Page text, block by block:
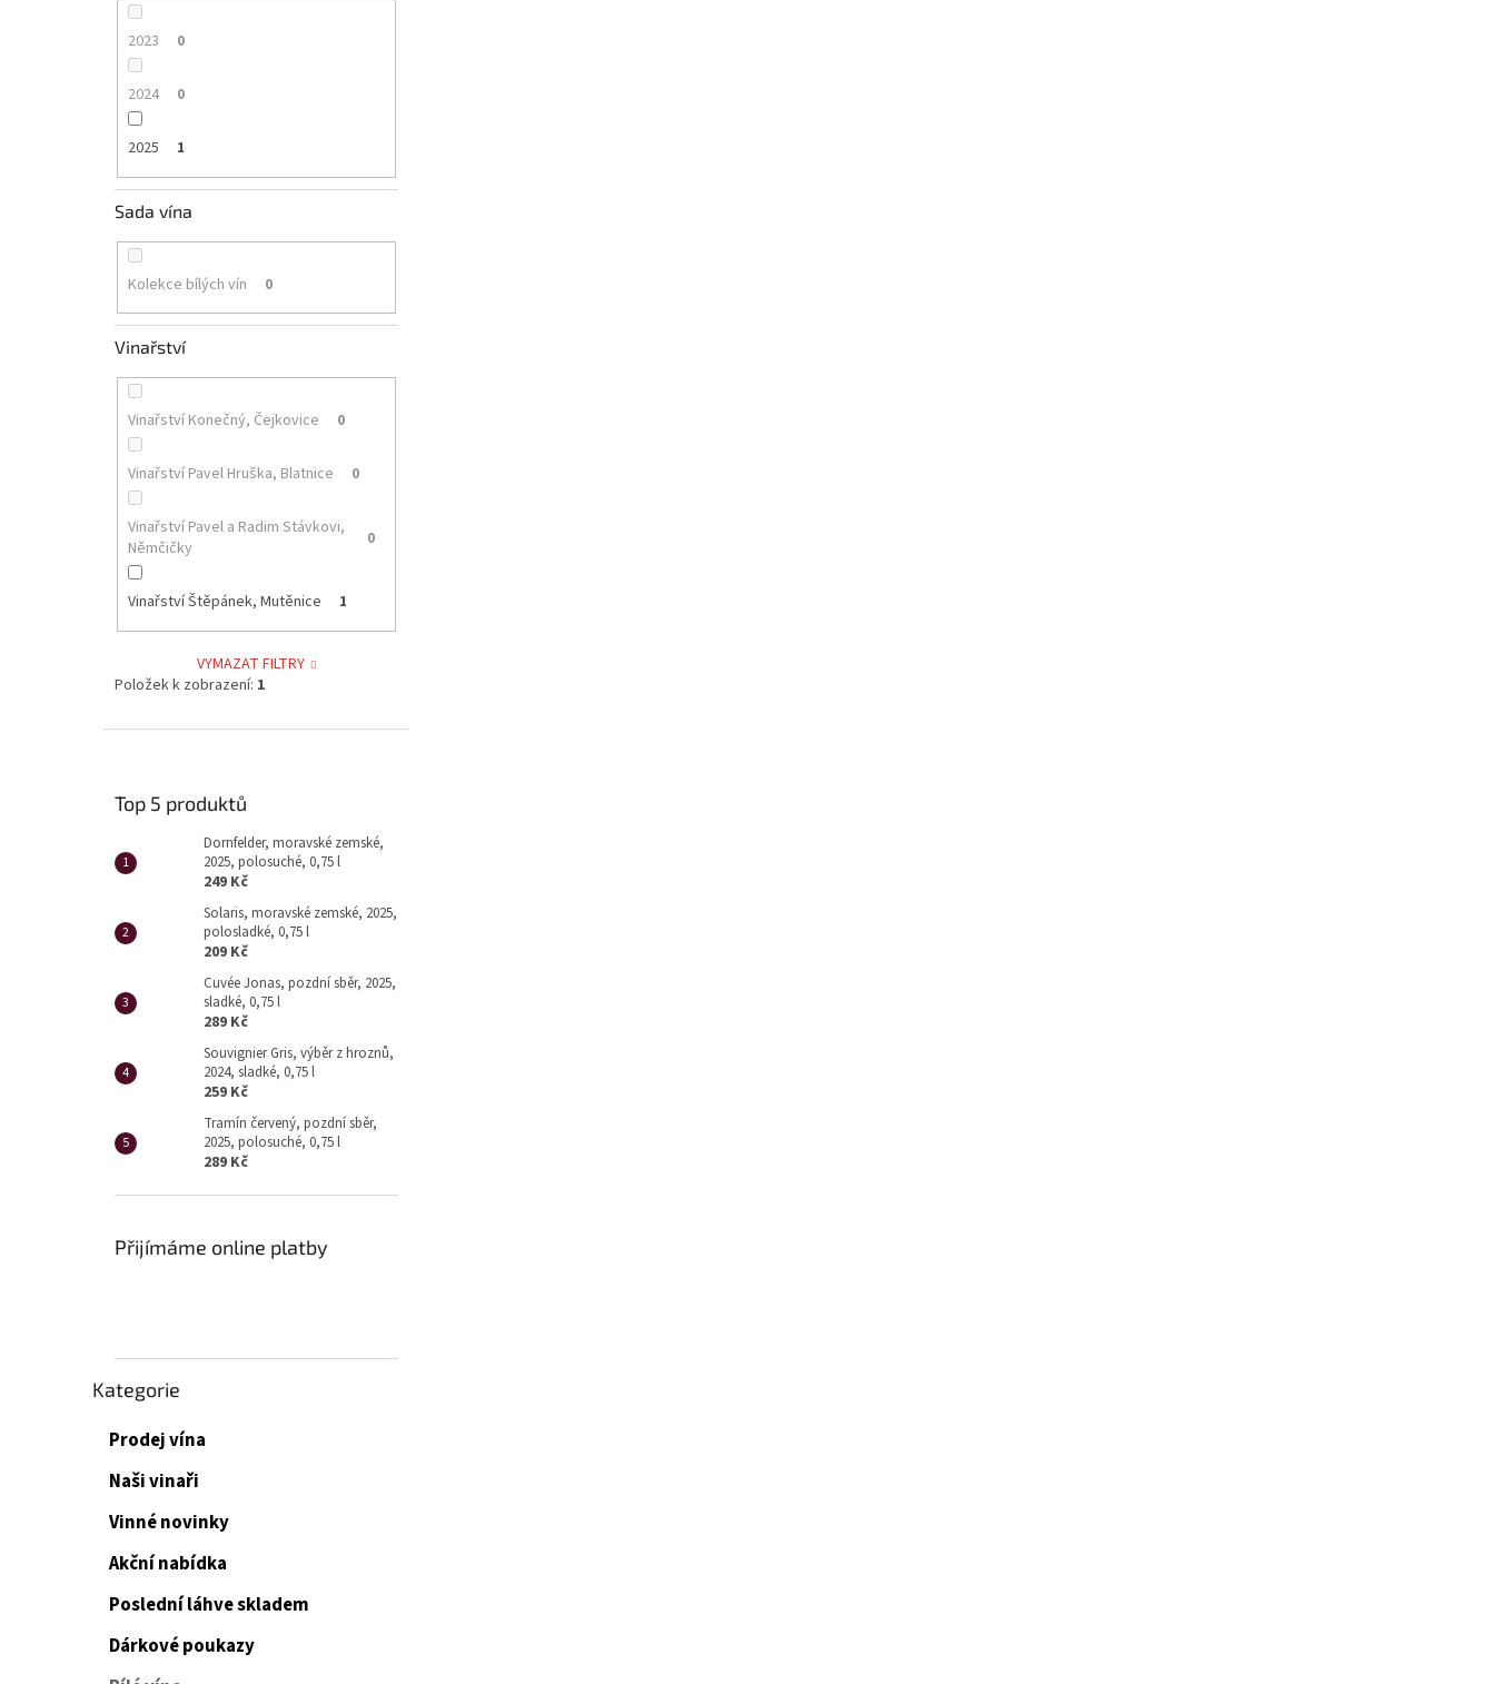
2023 0
2024 0
2025 1
Sada vína
Kolekce bílých vín 0
Vinařství
Vinařství Konečný, Čejkovice 0
Vinařství Pavel Hruška, Blatnice 0
Vinařství Pavel a Radim Stávkovi,
Němčičky
0
Vinařství Štěpánek, Mutěnice 1
VYMAZAT FILTRY
Položek k zobrazení: 1
Top 5 produktů
Dornfelder, moravské zemské,
2025, polosuché, 0,75 l
249 Kč
Solaris, moravské zemské, 2025,
polosladké, 0,75 l
209 Kč
Cuvée Jonas, pozdní sběr, 2025,
sladké, 0,75 l
289 Kč
Souvignier Gris, výběr z hroznů,
2024, sladké, 0,75 l
259 Kč
Tramín červený, pozdní sběr,
2025, polosuché, 0,75 l
289 Kč
Přijímáme online platby
Přeskočit
kategorie
Kategorie
Prodej vína
Naši vinaři
Vinné novinky
Akční nabídka
Poslední láhve skladem
Dárkové poukazy